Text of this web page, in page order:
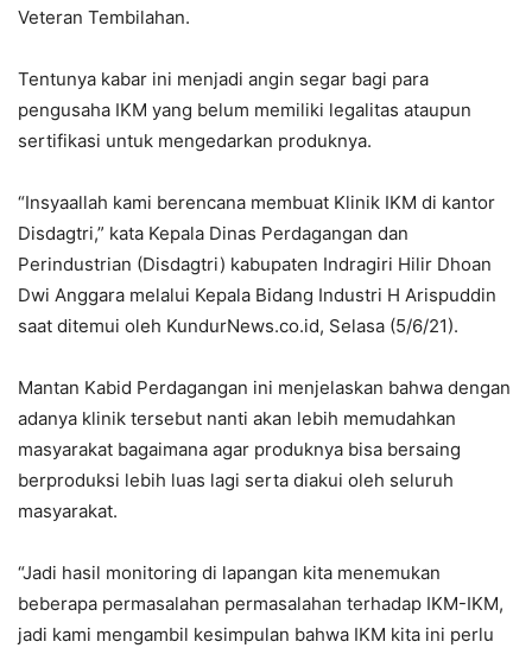
Veteran Tembilahan.
Tentunya kabar ini menjadi angin segar bagi para
pengusaha IKM yang belum memiliki legalitas ataupun
sertifikasi untuk mengedarkan produknya.
“Insyaallah kami berencana membuat Klinik IKM di kantor
Disdagtri,” kata Kepala Dinas Perdagangan dan
Perindustrian (Disdagtri) kabupaten Indragiri Hilir Dhoan
Dwi Anggara melalui Kepala Bidang Industri H Arispuddin
saat ditemui oleh KundurNews.co.id, Selasa (5/6/21).
Mantan Kabid Perdagangan ini menjelaskan bahwa dengan
adanya klinik tersebut nanti akan lebih memudahkan
masyarakat bagaimana agar produknya bisa bersaing
berproduksi lebih luas lagi serta diakui oleh seluruh
masyarakat.
“Jadi hasil monitoring di lapangan kita menemukan
beberapa permasalahan permasalahan terhadap IKM-IKM,
jadi kami mengambil kesimpulan bahwa IKM kita ini perlu